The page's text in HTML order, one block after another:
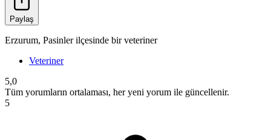
Paylaş
Erzurum, Pasinler ilçesinde bir veteriner
Veteriner
5,0
Tüm yorumların ortalaması, her yeni yorum ile güncellenir.
5